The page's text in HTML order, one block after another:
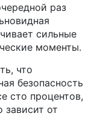
раз
сильные
моменты.
что
безопасность
сто процентов,
зависит от